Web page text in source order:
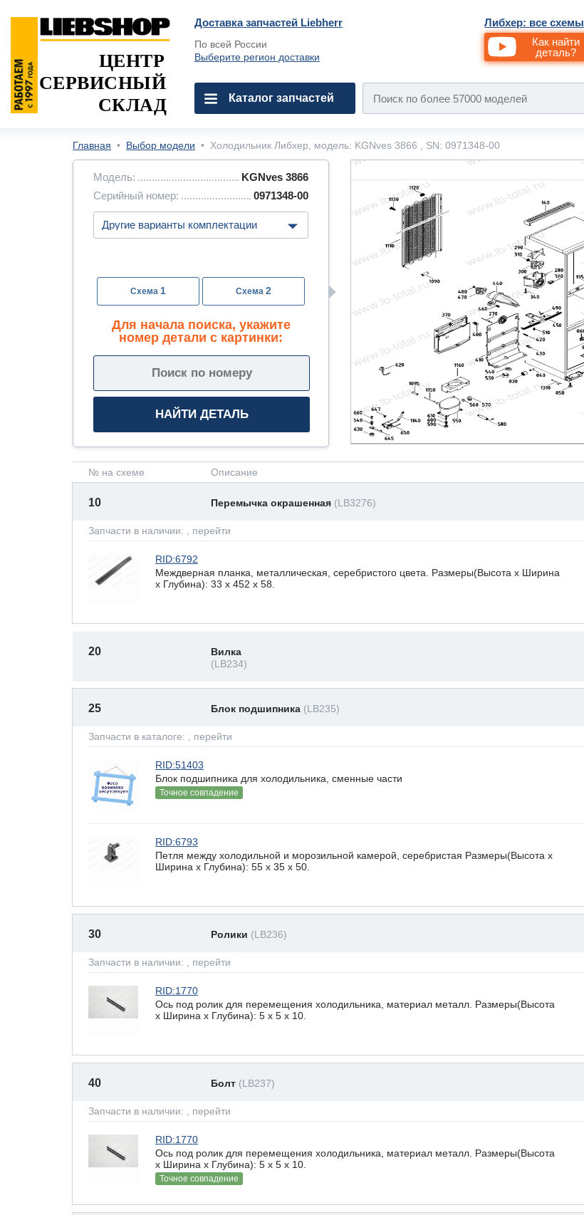
Доставка запчастей Liebherr
По всей России
Выберите регион доставки
Либхер: все схемы
Как найти
деталь?
ЦЕНТР
СЕРВИСНЫЙ
СКЛАД
Каталог запчастей
Главная • Выбор модели • Холодильник Либхер, модель: KGNves 3866 , SN: 0971348-00
Модель:
KGNves 3866
Серийный номер:
0971348-00
1 2
Для начала поиска, укажите
номер детали с картинки:
№ на схеме Описание
10 Перемычка окрашенная (LB3276)
Запчасти в наличии: , перейти
RID:6792
Междверная планка, металлическая, серебристого цвета. Размеры(Высота х Ширина
х Глубина): 33 x 452 х 58.
20
Вилка
(LB234)
25 Блок подшипника (LB235)
Запчасти в каталоге: , перейти
RID:51403
Блок подшипника для холодильника, сменные части
Точное совпадение
RID:6793
Петля между холодильной и морозильной камерой, серебристая Размеры(Высота х
Ширина х Глубина): 55 x 35 х 50.
30 Ролики (LB236)
Запчасти в наличии: , перейти
RID:1770
Ось под ролик для перемещения холодильника, материал металл. Размеры(Высота
х Ширина х Глубина): 5 x 5 х 10.
40 Болт (LB237)
Запчасти в наличии: , перейти
RID:1770
Ось под ролик для перемещения холодильника, материал металл. Размеры(Высота
х Ширина х Глубина): 5 x 5 х 10.
Точное совпадение